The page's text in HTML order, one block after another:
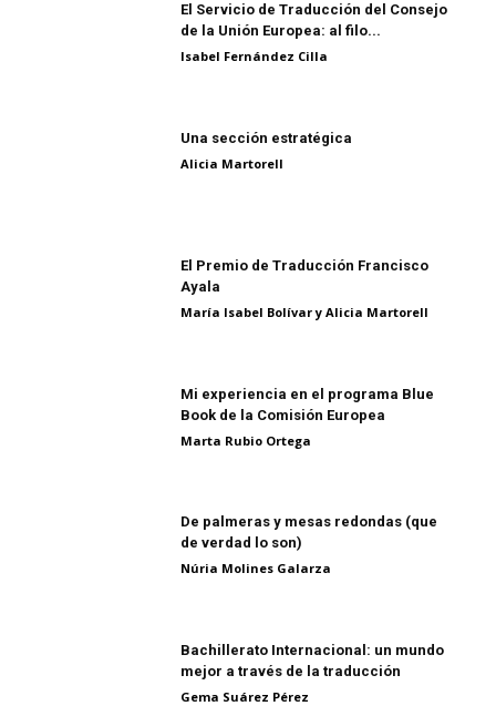
El Servicio de Traducción del Consejo
de la Unión Europea: al filo...
Isabel Fernández Cilla
Una sección estratégica
Alicia Martorell
El Premio de Traducción Francisco
Ayala
María Isabel Bolívar y Alicia Martorell
Mi experiencia en el programa Blue
Book de la Comisión Europea
Marta Rubio Ortega
De palmeras y mesas redondas (que
de verdad lo son)
Núria Molines Galarza
Bachillerato Internacional: un mundo
mejor a través de la traducción
Gema Suárez Pérez